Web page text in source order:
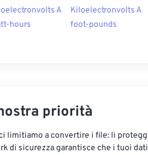
A
hours
Kiloelectronvolts A
foot-pounds
priorità
limitiamo a convertire i file: li
di sicurezza garantisce che i tuoi